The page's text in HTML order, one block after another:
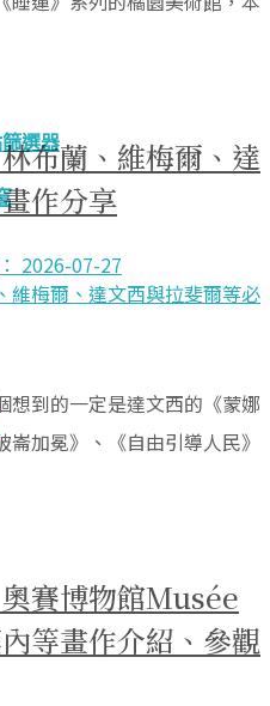
選器布蘭、維梅爾、達
作分享
2026-07-27
想到的一定是達文西的《蒙娜
加冕》、《自由引導人民》
奧賽博物館Musée
等畫作介紹、參觀